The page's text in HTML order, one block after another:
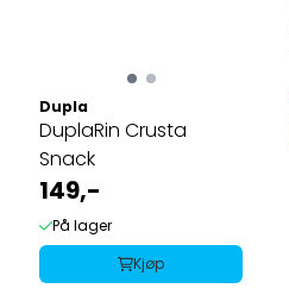
Dupla
DuplaRin Crusta
Snack
149,-
På lager
Kjøp